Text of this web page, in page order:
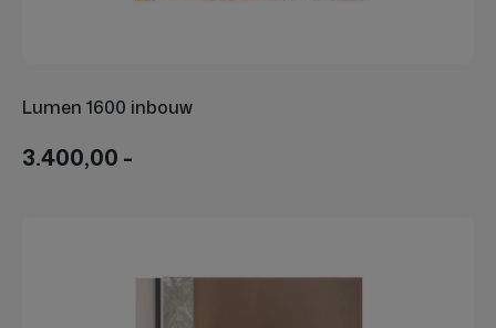
Lumen 1600 inbouw
3.400,00 -